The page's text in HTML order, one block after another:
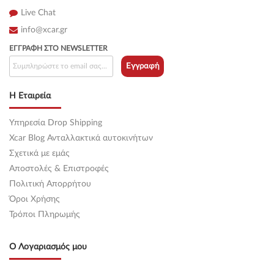
Live Chat
info@xcar.gr
Η Εταιρεία
Υπηρεσία Drop Shipping
Xcar Blog Ανταλλακτικά αυτοκινήτων
Σχετικά με εμάς
Αποστολές & Επιστροφές
Πολιτική Απορρήτου
Όροι Χρήσης
Τρόποι Πληρωμής
Ο Λογαριασμός μου
ΕΓΓΡΑΦΉ ΣΤΟ NEWSLETTER
Εγγραφή